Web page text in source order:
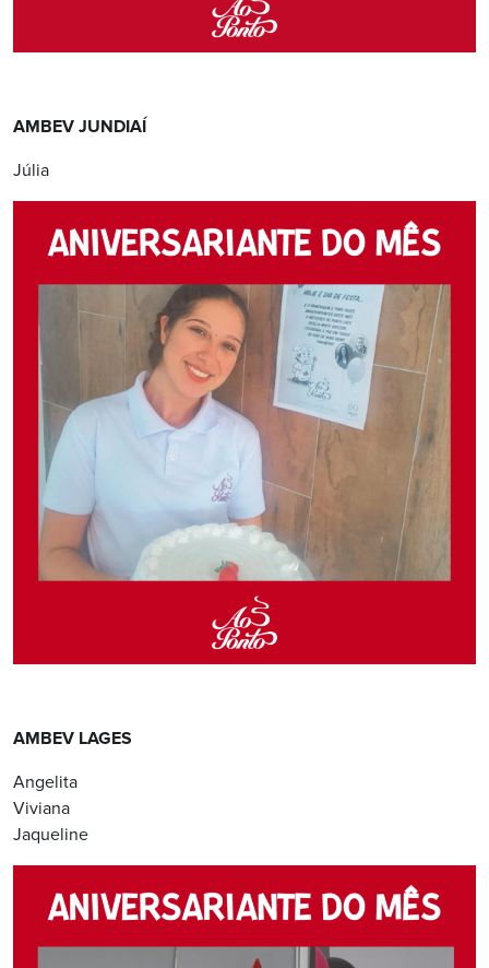
AMBEV JUNDIAÍ
Júlia
AMBEV LAGES
Angelita
Viviana
Jaqueline